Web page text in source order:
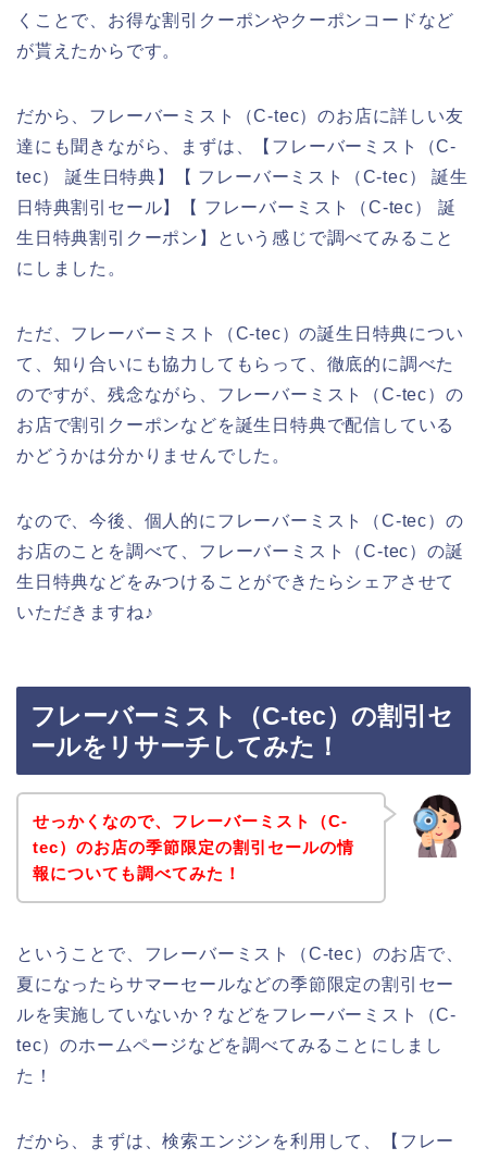
くことで、お得な割引クーポンやクーポンコードなど
が貰えたからです。
だから、フレーバーミスト（C-tec）のお店に詳しい友
達にも聞きながら、まずは、【フレーバーミスト（C-
tec） 誕生日特典】【 フレーバーミスト（C-tec） 誕生
日特典割引セール】【 フレーバーミスト（C-tec） 誕
生日特典割引クーポン】という感じで調べてみること
にしました。
ただ、フレーバーミスト（C-tec）の誕生日特典につい
て、知り合いにも協力してもらって、徹底的に調べた
のですが、残念ながら、フレーバーミスト（C-tec）の
お店で割引クーポンなどを誕生日特典で配信している
かどうかは分かりませんでした。
なので、今後、個人的にフレーバーミスト（C-tec）の
お店のことを調べて、フレーバーミスト（C-tec）の誕
生日特典などをみつけることができたらシェアさせて
いただきますね♪
フレーバーミスト（C-tec）の割引セ
ールをリサーチしてみた！
せっかくなので、フレーバーミスト（C-
tec）のお店の季節限定の割引セールの情
報についても調べてみた！
ということで、フレーバーミスト（C-tec）のお店で、
夏になったらサマーセールなどの季節限定の割引セー
ルを実施していないか？などをフレーバーミスト（C-
tec）のホームページなどを調べてみることにしまし
た！
だから、まずは、検索エンジンを利用して、【フレー